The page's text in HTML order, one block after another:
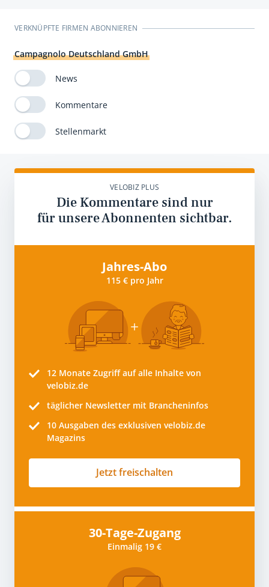
VERKNÜPFTE FIRMEN ABONNIEREN
Campagnolo Deutschland GmbH
News
Kommentare
Stellenmarkt
VELOBIZ PLUS
Die Kommentare sind nur
für unsere Abonnenten sichtbar.
Jahres-Abo
115 € pro Jahr
12 Monate Zugriff auf alle Inhalte von
velobiz.de
täglicher Newsletter mit Brancheninfos
10 Ausgaben des exklusiven velobiz.de
Magazins
Jetzt freischalten
30-Tage-Zugang
Einmalig 19 €